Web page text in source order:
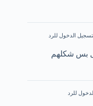
الدخول للرد
بس شكلهم
للرد